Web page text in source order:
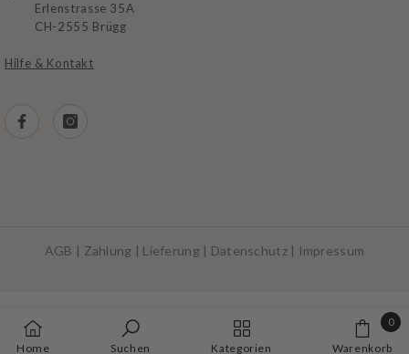
Erlenstrasse 35A
CH-2555 Brügg
Hilfe & Kontakt
AGB | Zahlung | Lieferung | Datenschutz| Impressum
Home Suchen Kategorien Warenkorb
0